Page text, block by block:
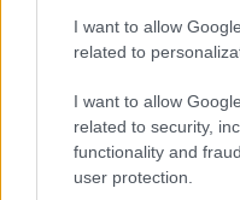
I want to allow
related to
I want to allow
related to security,
functionality and
user protection.